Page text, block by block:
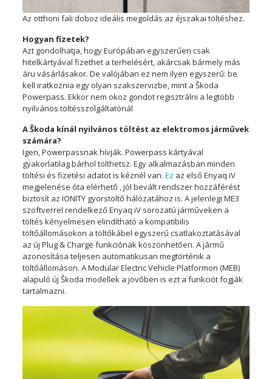
Az otthoni fali doboz ideális megoldás az éjszakai töltéshez.
Hogyan fizetek?
Azt gondolhatja, hogy Európában egyszerűen csak
hitelkártyával fizethet a terhelésért, akárcsak bármely más
áru vásárlásakor. De valójában ez nem ilyen egyszerű: be
kell iratkoznia egy olyan szakszervizbe, mint a Škoda
Powerpass. Ekkor nem okoz gondot regisztrálni a legtöbb
nyilvános töltésszolgáltatónál
A Škoda kínál nyilvános töltést az elektromos járművek
számára?
Igen, Powerpassnak hívják. Powerpass kártyával
gyakorlatilag bárhol tölthetsz. Egy alkalmazásban minden
töltési és fizetési adatot is kéznél van. Ez az első Enyaq iV
megjelenése óta elérhető , jól bevált rendszer hozzáférést
biztosít az IONITY gyorstöltő hálózatához is. A jelenlegi ME3
szoftverrel rendelkező Enyaq iV sorozatú járműveken a
töltés kényelmesen elindítható a kompatibilis
töltőállomásokon a töltőkábel egyszerű csatlakoztatásával
az új Plug & Charge funkciónak köszönhetően. A jármű
azonosítása teljesen automatikusan megtörténik a
töltőállomáson. A Modular Electric Vehicle Platformon (MEB)
alapuló új Škoda modellek a jövőben is ezt a funkciót fogják
tartalmazni.